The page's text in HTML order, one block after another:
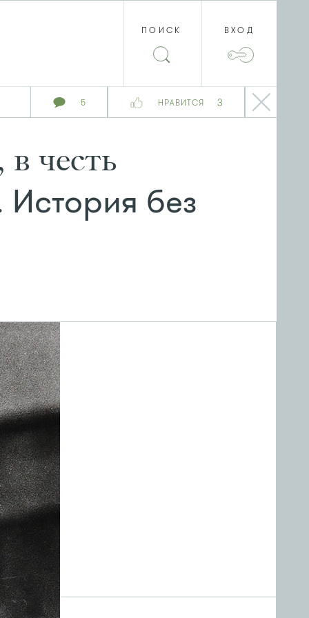
5 НРАВИТСЯ 3
ПОИСК ВХОД
честь
История без